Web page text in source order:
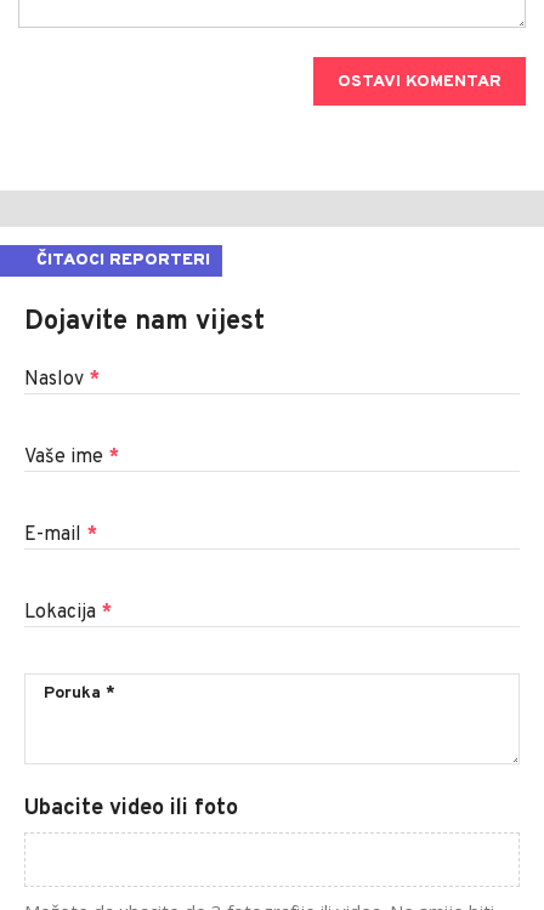
OSTAVI KOMENTAR
ČITAOCI REPORTERI
Dojavite nam vijest
Naslov *
Vaše ime *
E-mail *
Lokacija *
Ubacite video ili foto